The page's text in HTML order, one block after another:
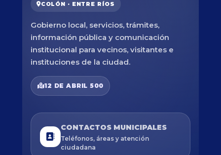
COLÓN · ENTRE RÍOS
Gobierno local, servicios, trámites,
información pública y comunicación
institucional para vecinos, visitantes e
instituciones de la ciudad.
12 DE ABRIL 500
CONTACTOS MUNICIPALES
Teléfonos, áreas y atención
ciudadana